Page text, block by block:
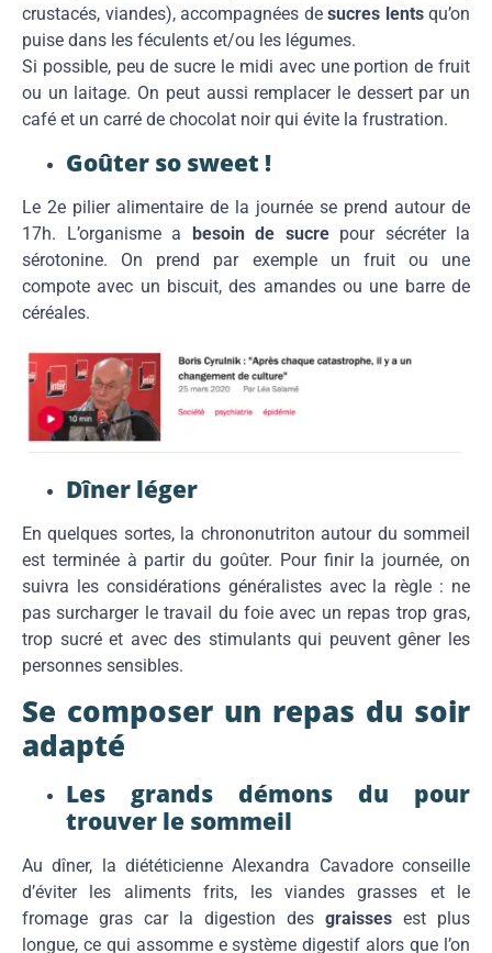
crustacés, viandes), accompagnées de sucres lentsqu’on
puise dans les féculents et/ou les légumes.
Si possible, peu de sucre le midi avec une portion de fruit
ou un laitage. On peut aussi remplacer le dessert par un
café et un carré de chocolat noir qui évite la frustration.
Goûter so sweet !
Le 2e pilier alimentaire de la journée se prend autour de
17h. L’organisme a besoin de sucrepour sécréter la
sérotonine. On prend par exemple un fruit ou une
compote avec un biscuit, des amandes ou une barre de
céréales.
Dîner léger
En quelques sortes, la chrononutriton autour du sommeil
est terminée à partir du goûter. Pour finir la journée, on
suivra les considérations généralistes avec la règle : ne
pas surcharger le travail du foie avec un repas trop gras,
trop sucré et avec des stimulants qui peuvent gêner les
personnes sensibles.
Se composer un repas du soir
adapté
Les grands démons du pour
trouver le sommeil
Au dîner, la diététicienne Alexandra Cavadore conseille
d’éviter les aliments frits, les viandes grasses et le
fromage gras car la digestion des graisses est plus
longue, ce qui assomme e système digestif alors que l’on